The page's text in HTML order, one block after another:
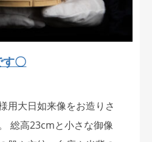
す〇
用大日如来像をお造りさ
総高23cmと小さな御像